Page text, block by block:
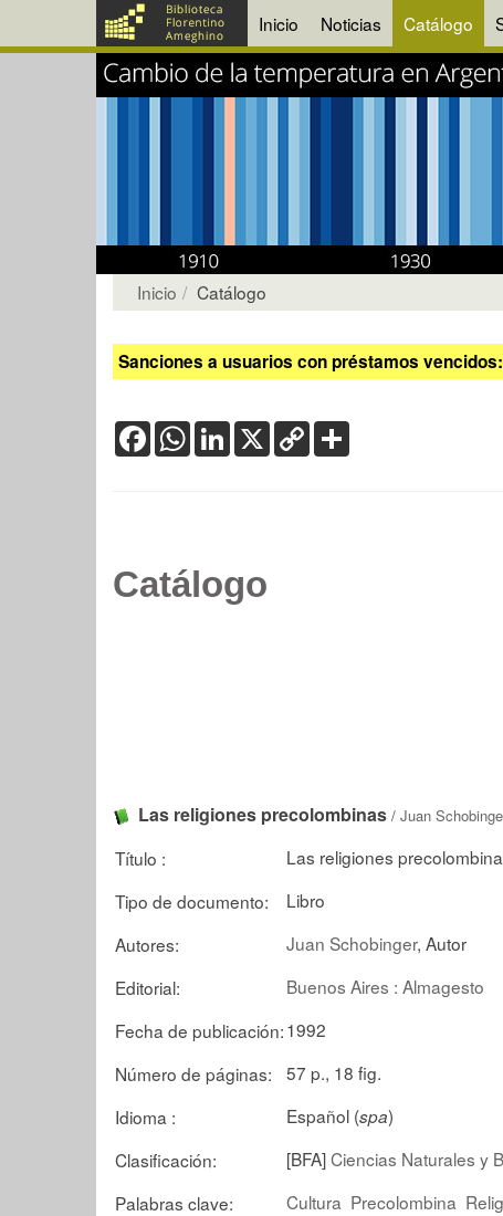
Inicio Noticias Catálogo
Inicio Catálogo
Sanciones a usuarios con préstamos
FacebookWhatsApp
LinkedIn
X Copy
Link
Catálogo
Las religiones precolombinas / Juan
Título :
Las religiones
Tipo de documento:
Libro
Autores:
Juan Schobinger, Autor
Editorial:
Buenos Aires : Almagesto
Fecha de publicación:1992
Número de páginas:
57 p., 18 fig.
Idioma :
Español (spa)
Clasificación:
[BFA]Ciencias Naturales y
Palabras clave:
Cultura Precolombina